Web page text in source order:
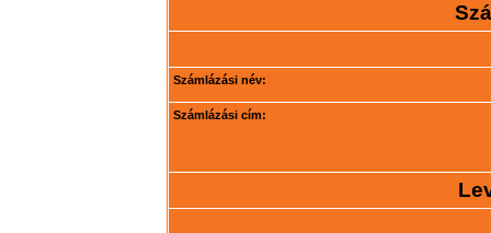
Számlázási név:
Számlázási cím: